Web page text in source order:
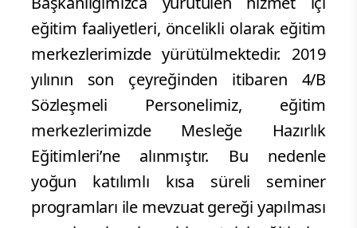
eğitim faaliyetleri, öncelikli olarak eğitim
merkezlerimizde yürütülmektedir. 2019
yılının son çeyreğinden itibaren 4/B
Sözleşmeli Personelimiz, eğitim
merkezlerimizde Mesleğe Hazırlık
Eğitimleri’ne alınmıştır. Bu nedenle
yoğun katılımlı kısa süreli seminer
programları ile mevzuat gereği yapılması